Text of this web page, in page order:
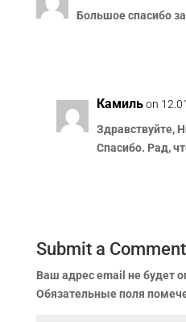
Большое спасибо
Камиль on
Здравствуйте,
Спасибо. Рад,
Submit a Comment
Ваш адрес email не будет
Обязательные поля